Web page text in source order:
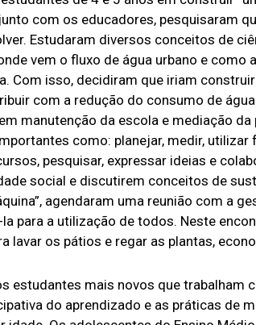
com os educadores, pesquisaram
Estudaram diversos conceitos de
vem o fluxo de água urbano e como
Com isso, decidiram que iriam
com a redução do consumo de
manutenção da escola e mediação
como: planejar, medir,
pesquisar, expressar ideias e
social e discutirem conceitos de
agendaram uma reunião com a
para a utilização de todos. Neste
lavar os pátios e regar as plantas,
estudantes mais novos que trabalham
do aprendizado e as práticas de